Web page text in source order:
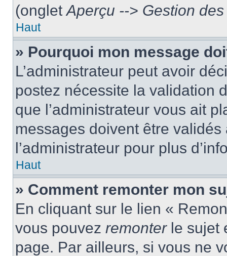
(ongletAperçu --> Gestion
Haut
» Pourquoi mon message
L’administrateur peut avoir
postez nécessite la validation
que l’administrateur vous ait
messages doivent être validés
l’administrateur pour plus
Haut
» Comment remonter mon
En cliquant sur le lien «
vous pouvez remonterle sujet
page. Par ailleurs, si vous ne